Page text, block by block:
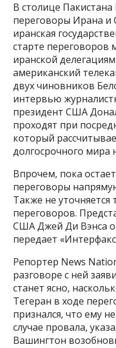
В столице
переговоры Ирана
иранская
старте переговоров
иранской
американский
двух чиновников
интервью
президент США
проходят при
который
долгосрочного мира
Впрочем, пока
переговоры
Также не уточняется
переговоров.
США Джей Ди Вэнса
передает
Репортер News
разговоре с ней
станет ясно,
Тегеран в ходе
признался, что ему
случае провала,
Вашингтон